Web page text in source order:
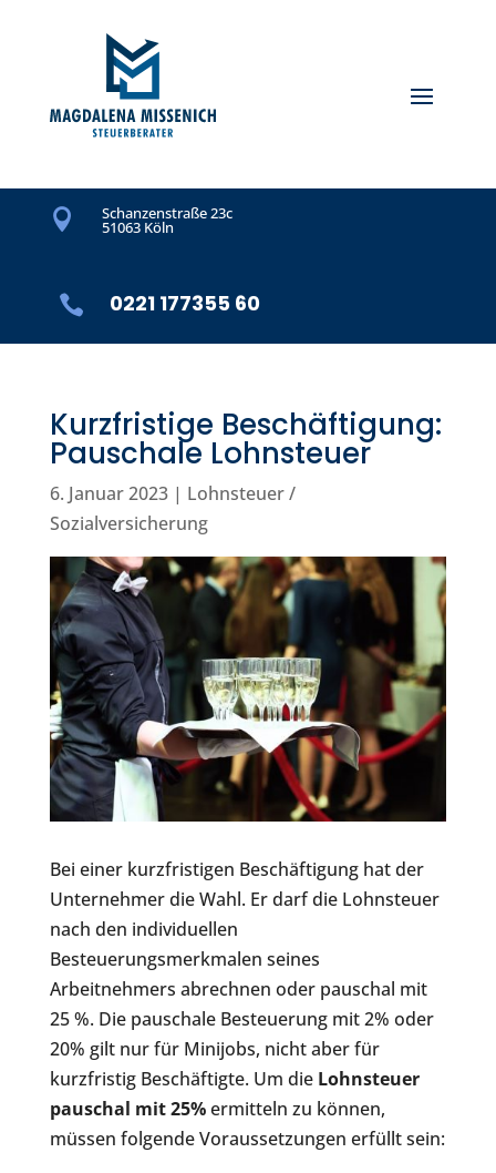
 Schanzenstraße 23c
51063 Köln
 0221 177355 60
Kurzfristige Beschäftigung:
Pauschale Lohnsteuer
6. Januar 2023| Lohnsteuer /
Sozialversicherung
Bei einer kurzfristigen Beschäftigung hat der
Unternehmer die Wahl. Er darf die Lohnsteuer
nach den individuellen
Besteuerungsmerkmalen seines
Arbeitnehmers abrechnen oder pauschal mit
25 %. Die pauschale Besteuerung mit 2% oder
20% gilt nur für Minijobs, nicht aber für
kurzfristig Beschäftigte. Um die Lohnsteuer
pauschal mit 25%ermitteln zu können,
müssen folgende Voraussetzungen erfüllt sein: